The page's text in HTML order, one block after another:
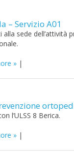
– Servizio A01
alla sede
|
l’ULSS 8 Berica.
|